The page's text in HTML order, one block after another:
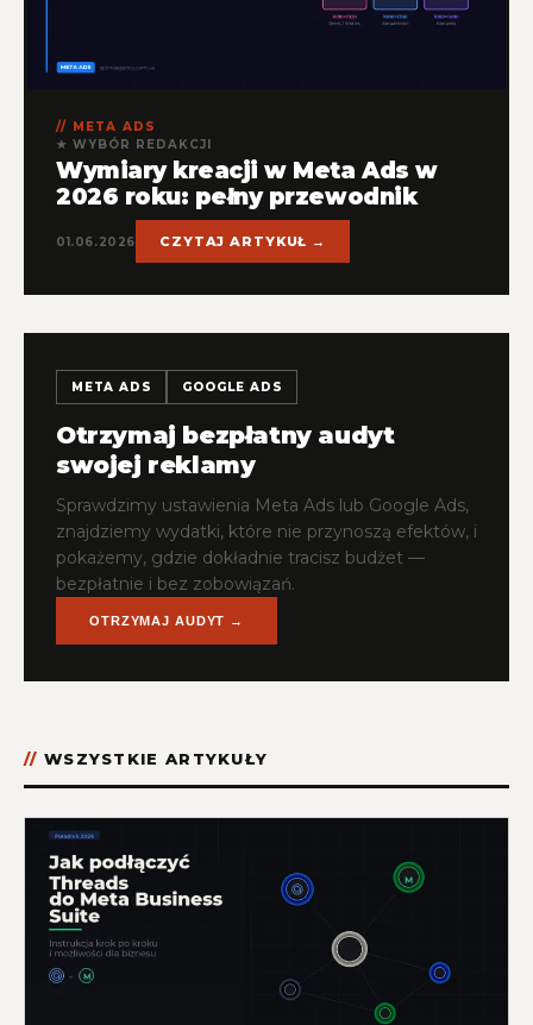
META ADS
★ WYBÓR REDAKCJI
Wymiary kreacji w Meta Ads w
2026 roku: pełny przewodnik
01.06.2026 CZYTAJ ARTYKUŁ →
META ADS GOOGLE ADS
Otrzymaj bezpłatny audyt
swojej reklamy
Sprawdzimy ustawienia Meta Ads lub Google Ads,
znajdziemy wydatki, które nie przynoszą efektów, i
pokażemy, gdzie dokładnie tracisz budżet —
bezpłatnie i bez zobowiązań.
OTRZYMAJ AUDYT →
WSZYSTKIE ARTYKUŁY